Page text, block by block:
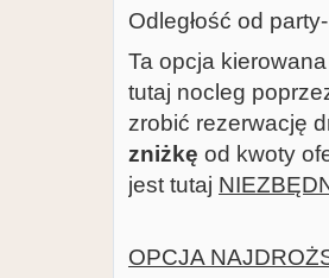
Odległość od
Ta opcja
tutaj nocleg
zrobić rezerwację
zniżkę od kwoty
jest tutaj
OPCJA